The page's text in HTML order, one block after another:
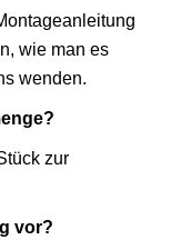
wie man es
wenden.
zur
vor?